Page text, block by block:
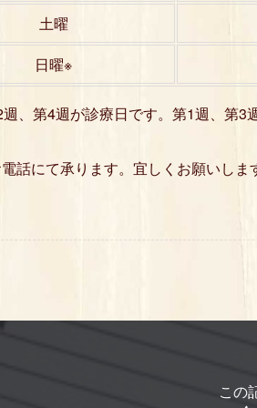
土曜
日曜※
、第4週が診療日です。第1週、第3
話にて承ります。宜しくお願いしま
この